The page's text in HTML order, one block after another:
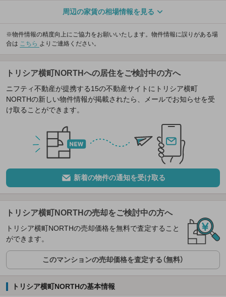
周辺の家賃の相場情報を見る
※物件情報の精度向上にご協力をお願いいたします。物件情報に誤りがある場
合は こちら よりご連絡ください。
トリシア横町NORTHへの居住をご検討中の方へ
ニフティ不動産が提携する15の不動産サイトにトリシア横町
NORTHの新しい物件情報が掲載されたら、メールでお知らせを受
け取ることができます。
新着の物件の通知を受け取る
トリシア横町NORTHの売却をご検討中の方へ
トリシア横町NORTHの売却価格を無料で査定すること
ができます。
このマンションの売却価格を査定する（無料）
トリシア横町NORTHの基本情報